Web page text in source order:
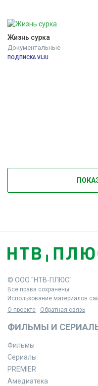
Жизнь сурка
Документальные
ПОДПИСКА VIJU
© ООО "НТВ-ПЛЮС"
Все права сохранены.
Использование материалов
О проекте
Обратная связь
ФИЛЬМЫ И
Фильмы
Сериалы
PREMIER
Амедиатека